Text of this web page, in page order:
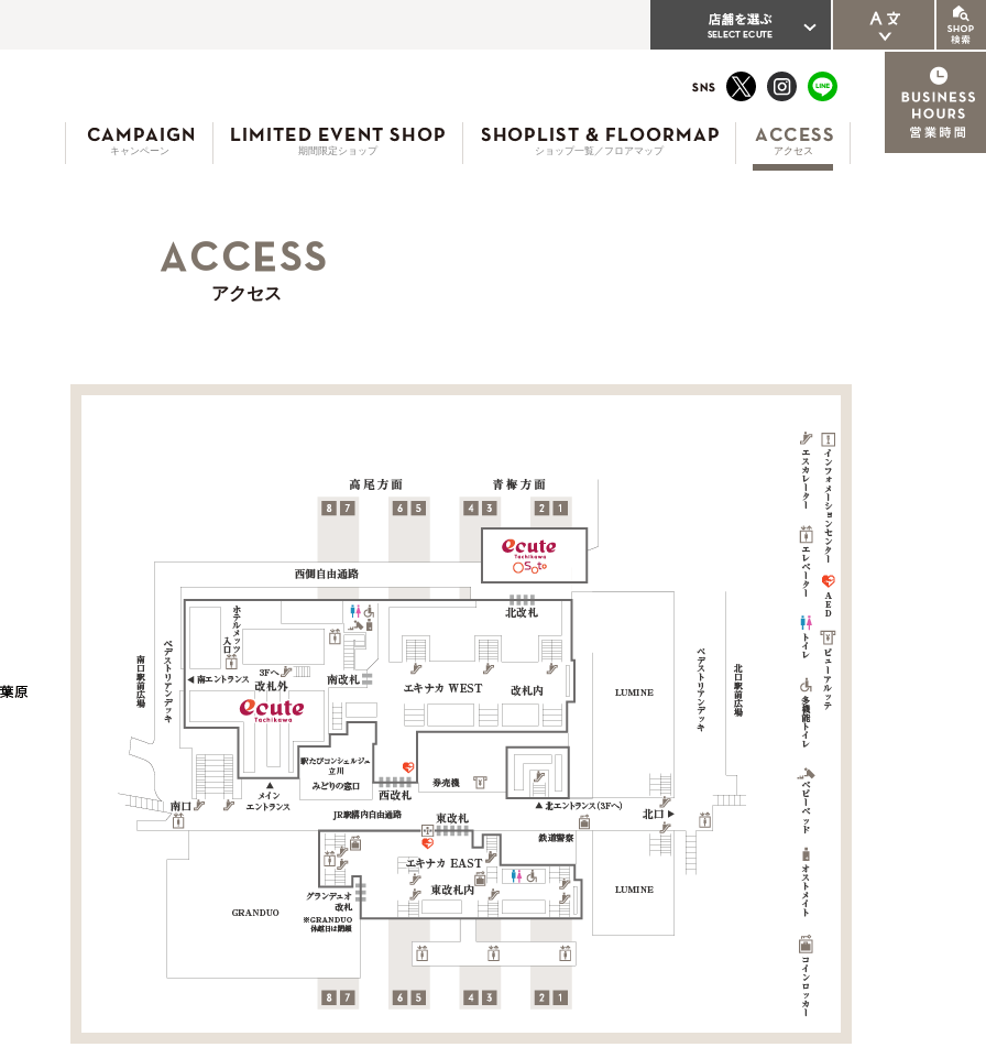
キャンペーン 期間限定ショップ ショップ一覧／フロアマップ アクセス
アクセス